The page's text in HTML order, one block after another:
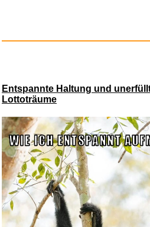
Burzum -
Entspannte Haltung und
Lottoträume